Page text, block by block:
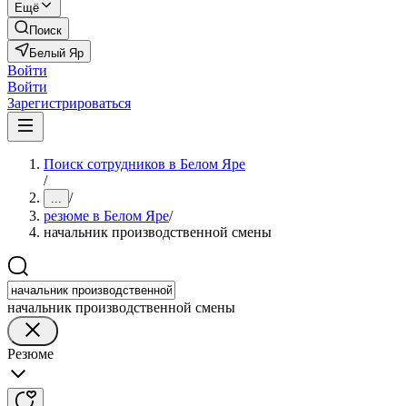
Ещё
Поиск
Белый Яр
Войти
Войти
Зарегистрироваться
Поиск сотрудников в Белом Яре
/
... /
резюме в Белом Яре/
начальник производственной смены
начальник производственной смены
Резюме